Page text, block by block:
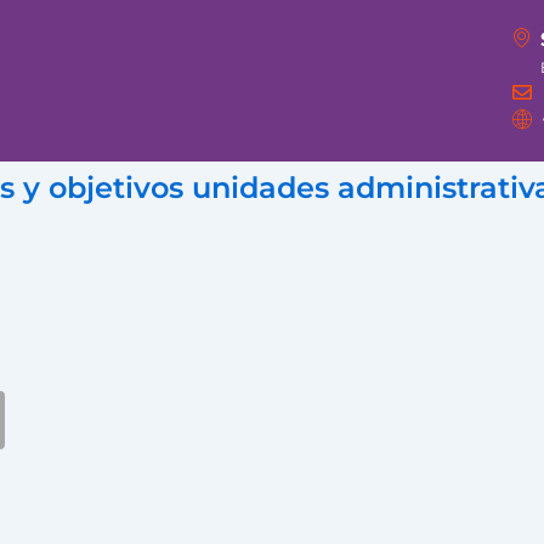
y objetivos unidades